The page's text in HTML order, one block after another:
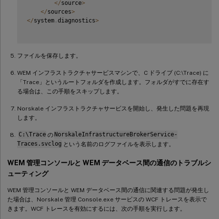
</source>
</sources>
</system . diagnostics>
ファイルを保存します。
WEM インフラストラクチャサービスマシンで、C ドライブ (C:\Trace) に
「Trace」というルートフォルダを作成します。フォルダがすでに存在す
る場合は、この手順をスキップします。
Norskale インフラストラクチャサービスを開始し、発生した問題を再現
します。
C:\Trace の NorskaleInfrastructureBrokerService-
Traces.svclog という名前のログファイルを表示します。
WEM 管理コンソールと WEM データベース間の通信のトラブルシ
ューティング
WEM 管理コンソールと WEM データベース間の通信に関連する問題が発生し
た場合は、Norskale 管理 Console.exe サービスの WCF トレースを表示で
きます。WCF トレースを有効にするには、次の手順を実行します。